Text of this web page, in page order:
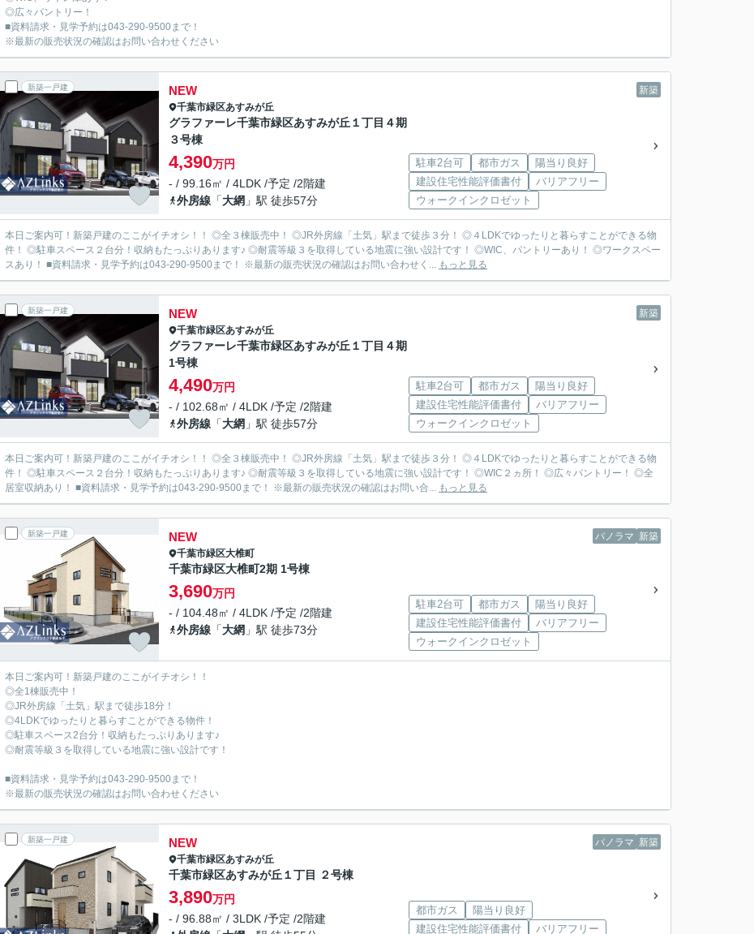
◎広々パントリー！
■資料請求・見学予約は043-290-9500まで！
※最新の販売状況の確認はお問い合わせください
新築一戸建 新築
NEW
千葉市緑区あすみが丘
グラファーレ千葉市緑区あすみが丘１丁目４期
３号棟
4,390万円
- / 99.16㎡ / 4LDK /予定 /2階建
外房線 「大網 」駅 徒歩57分
駐車2台可 都市ガス
陽当り良好
建設住宅性能評価書付
バリアフリー
ウォークインクロゼット
本日ご案内可！新築戸建のここがイチオシ！！ ◎全３棟販売中！ ◎JR外房線「土気」駅まで徒歩３分！ ◎４LDKでゆったりと暮らすことができる物
件！ ◎駐車スペース２台分！収納もたっぷりあります♪ ◎耐震等級３を取得している地震に強い設計です！ ◎WIC、パントリーあり！ ◎ワークスペー
スあり！ ■資料請求・見学予約は043-290-9500まで！ ※最新の販売状況の確認はお問い合わせく... もっと見る
新築一戸建 新築
NEW
千葉市緑区あすみが丘
グラファーレ千葉市緑区あすみが丘１丁目４期
1号棟
4,490万円
- / 102.68㎡ / 4LDK /予定 /2階建
外房線 「大網 」駅 徒歩57分
駐車2台可 都市ガス
陽当り良好
建設住宅性能評価書付
バリアフリー
ウォークインクロゼット
本日ご案内可！新築戸建のここがイチオシ！！ ◎全３棟販売中！ ◎JR外房線「土気」駅まで徒歩３分！ ◎４LDKでゆったりと暮らすことができる物
件！ ◎駐車スペース２台分！収納もたっぷりあります♪ ◎耐震等級３を取得している地震に強い設計です！ ◎WIC２ヵ所！ ◎広々パントリー！ ◎全
居室収納あり！ ■資料請求・見学予約は043-290-9500まで！ ※最新の販売状況の確認はお問い合... もっと見る
新築一戸建 パノラマ 新築
NEW
千葉市緑区大椎町
千葉市緑区大椎町2期 1号棟
3,690万円
- / 104.48㎡ / 4LDK /予定 /2階建
外房線 「大網 」駅 徒歩73分
駐車2台可 都市ガス
陽当り良好
建設住宅性能評価書付
バリアフリー
ウォークインクロゼット
本日ご案内可！新築戸建のここがイチオシ！！
◎全1棟販売中！
◎JR外房線「土気」駅まで徒歩18分！
◎4LDKでゆったりと暮らすことができる物件！
◎駐車スペース2台分！収納もたっぷりあります♪
◎耐震等級３を取得している地震に強い設計です！
■資料請求・見学予約は043-290-9500まで！
※最新の販売状況の確認はお問い合わせください
新築一戸建 パノラマ 新築
NEW
千葉市緑区あすみが丘
千葉市緑区あすみが丘１丁目 ２号棟
3,890万円
- / 96.88㎡ / 3LDK /予定 /2階建
都市ガス
陽当り良好
建設住宅性能評価書付
バリアフリー